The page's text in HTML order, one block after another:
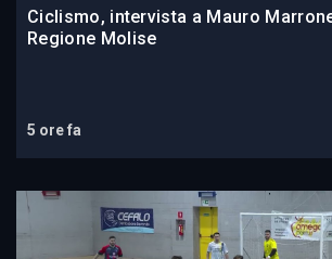
Ciclismo, intervista a Mauro
Regione Molise
5 ore fa